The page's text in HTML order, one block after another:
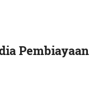
Pembiayaan